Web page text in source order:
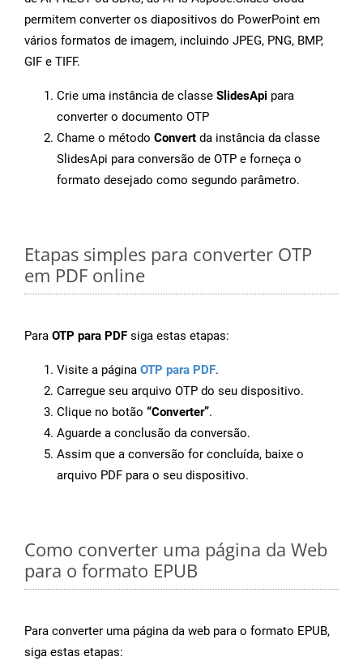
permitem converter os diapositivos do PowerPoint em
vários formatos de imagem, incluindo JPEG, PNG, BMP,
GIF e TIFF.
Crie uma instância de classe SlidesApi para
converter o documento OTP
Chame o método Convert da instância da classe
SlidesApi para conversão de OTP e forneça o
formato desejado como segundo parâmetro.
Etapas simples para converter OTP
em PDF online
Para OTP para PDF siga estas etapas:
Visite a página OTP para PDF.
Carregue seu arquivo OTP do seu dispositivo.
Clique no botão “Converter”.
Aguarde a conclusão da conversão.
Assim que a conversão for concluída, baixe o
arquivo PDF para o seu dispositivo.
Como converter uma página da Web
para o formato EPUB
Para converter uma página da web para o formato EPUB,
siga estas etapas: